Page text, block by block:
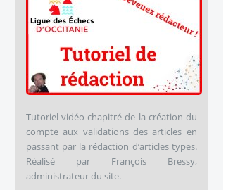
Tutoriel vidéo chapitré de la création du
compte aux validations des articles en
passant par la rédaction d’articles types.
Réalisé par François Bressy,
administrateur du site.